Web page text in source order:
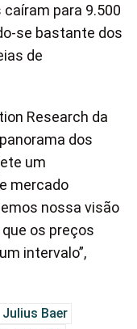
para 9.500
se bastante dos
de
Research da
dos
um
mercado
nossa visão
os preços
intervalo”,
Julius Baer